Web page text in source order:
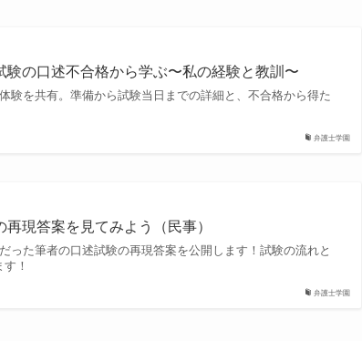
弁護士学園
験の口述不合格から学ぶ〜私の経験と教訓〜
験を共有。準備から試験当日までの詳細と、不合格から得た
弁護士学園
再現答案を見てみよう（民事）
った筆者の口述試験の再現答案を公開します！試験の流れと
！